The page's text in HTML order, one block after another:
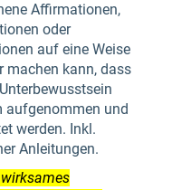
Affirmationen,
oder
auf eine Weise
machen kann, dass
aufgenommen und
werden. Inkl.
Anleitungen.